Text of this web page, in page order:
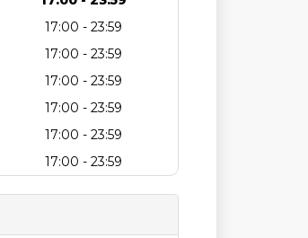
17:00 - 23:59
17:00 - 23:59
17:00 - 23:59
17:00 - 23:59
17:00 - 23:59
17:00 - 23:59